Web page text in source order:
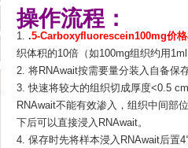
操作流程：
1. .5-Carboxyfluorescein100mg价格
织体积的10倍（如100mg组织约用
2. 将RNAwait按需要量分装入自备保
3. 快速将较大的组织切成厚度<0.5
RNAwait不能有效渗入，组织中间部
下后可以直接浸入RNAwait。
4. 保存时先将样本浸入RNAwait后置